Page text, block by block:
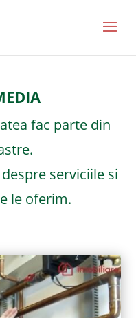
fac parte din
serviciile si
le oferim.